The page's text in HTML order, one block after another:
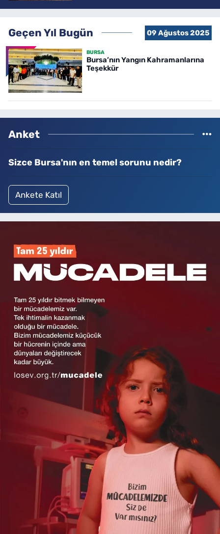
Geçen Yıl Bugün 09 Ağustos 2025
BURSA
Bursa’nın Yangın Kahramanlarına
Teşekkür
Anket
Sizce Bursa'nın en temel sorunu nedir?
Ankete Katıl